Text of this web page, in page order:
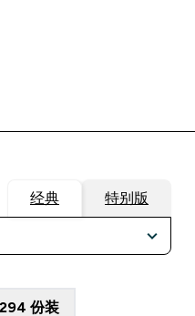
经典 特别版
294 份装